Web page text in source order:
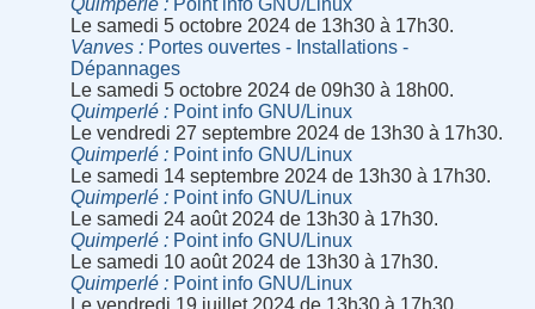
Quimperlé
Point info GNU/Linux
Le samedi 5 octobre 2024 de 13h30 à 17h30.
Vanves
Portes ouvertes - Installations -
Dépannages
Le samedi 5 octobre 2024 de 09h30 à 18h00.
Quimperlé
Point info GNU/Linux
Le vendredi 27 septembre 2024 de 13h30 à 17h30.
Quimperlé
Point info GNU/Linux
Le samedi 14 septembre 2024 de 13h30 à 17h30.
Quimperlé
Point info GNU/Linux
Le samedi 24 août 2024 de 13h30 à 17h30.
Quimperlé
Point info GNU/Linux
Le samedi 10 août 2024 de 13h30 à 17h30.
Quimperlé
Point info GNU/Linux
Le vendredi 19 juillet 2024 de 13h30 à 17h30.